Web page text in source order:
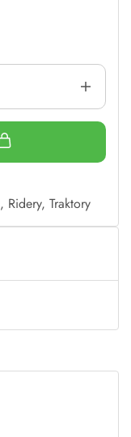
, Ridery, Traktory